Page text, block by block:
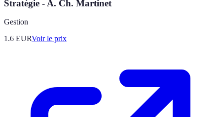
Stratégie - A. Ch. Martinet
Gestion
1.6 EURVoir le prix